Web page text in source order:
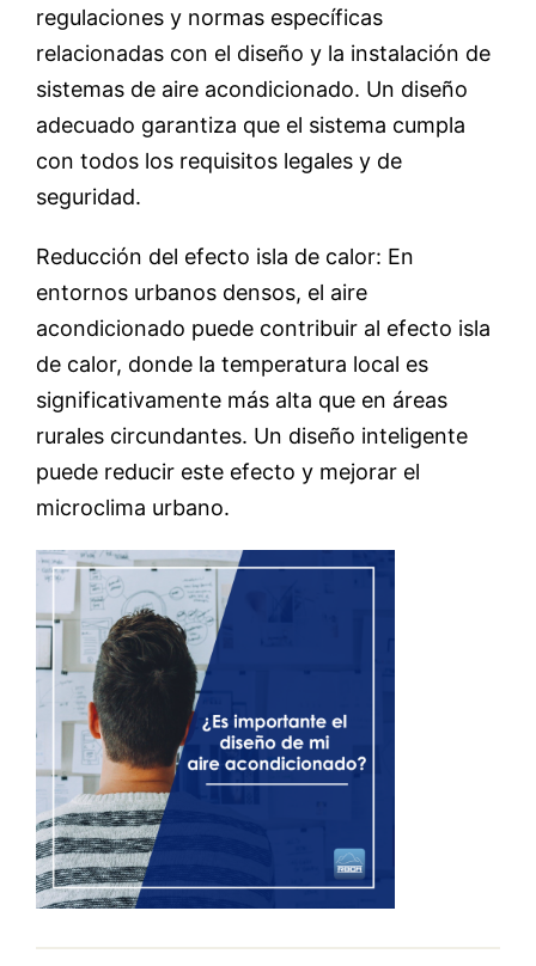
regulaciones y normas específicas
relacionadas con el diseño y la instalación de
sistemas de aire acondicionado. Un diseño
adecuado garantiza que el sistema cumpla
con todos los requisitos legales y de
seguridad.
Reducción del efecto isla de calor: En
entornos urbanos densos, el aire
acondicionado puede contribuir al efecto isla
de calor, donde la temperatura local es
significativamente más alta que en áreas
rurales circundantes. Un diseño inteligente
puede reducir este efecto y mejorar el
microclima urbano.